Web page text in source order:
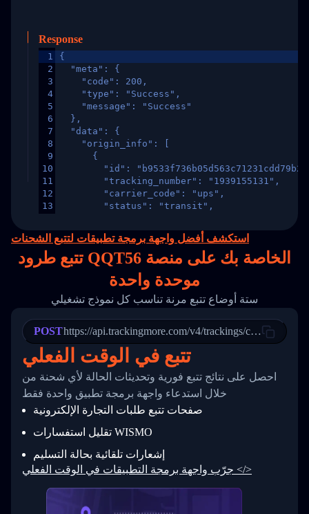
Response
1
2
3
4
5
6
7
8
9
10
11
12
13
15
16
17
21
22
23
24
25
27
28
29
30
31
33
34
{
  "meta": {
    "code": 200,
    "type": "Success",
    "message": "Success"
  },
  "data": {
    "origin_info": [
      {
"id":
        "tracking_number": "1939155131",
        "carrier_code": "ups",
        "status": "transit",
"destination_country": "United
        "itemTimeLength": 2,
        "weblink": "",
        "phone": null,
        "trackinfo": [
          {
            "Date": "2017-03-08 04: 22: 00",
"StatusDescription": "Departed
"Details": "Departed Facility
          },
          {
            "Date": "2017-03-06 15:28:00",
"StatusDescription": "Shipment
"Details": "BEIJING-
          }
        ]
      }
  }
}
استكشف أفضل واجهة برمجة تطبيقات لتتبع الشحنات
تتبع طرود QQT56 الخاصة بك على منصة
موحدة واحدة
ستة أوضاع تتبع مرنة تناسب كل نموذج تشغيلي
POSThttps://api.trackingmore.com/v4/trackings/create
تتبع في الوقت الفعلي
احصل على نتائج تتبع فورية وتحديثات الحالة لأي شحنة من
خلال استدعاء واجهة برمجة تطبيق واحدة فقط
صفحات تتبع طلبات التجارة الإلكترونية
تقليل استفسارات WISMO
إشعارات تلقائية بحالة التسليم
جرّب واجهة برمجة التطبيقات في الوقت الفعلي </>